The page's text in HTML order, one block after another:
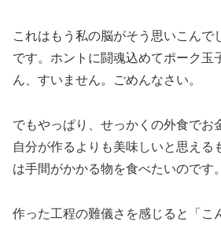
これはもう私の脳がそう思いこんで
です。ホントに闘魂込めてポーク玉
ん、すいません。ごめんなさい。
でもやっぱり、せっかくの外食でお
自分が作るよりも美味しいと思える
は手間がかかる物を食べたいのです。
作った工程の難儀さを感じると「こ